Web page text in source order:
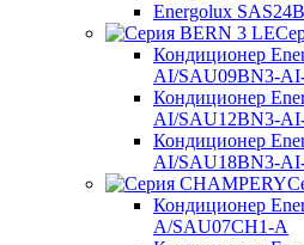
Energolux
Кондиционер
AI/SAU09BN3-
Кондиционер
AI/SAU12BN3-
Кондиционер
AI/SAU18BN3-
Кондиционер
A/SAU07CH1-A